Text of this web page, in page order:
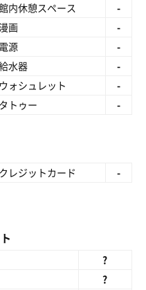
内休憩スペース
-
画
-
電源
-
水器
-
ウォシュレット
-
タトゥー -
クレジットカード
-
?
?